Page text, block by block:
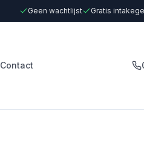
Geen wachtlijst Gratis
Contact